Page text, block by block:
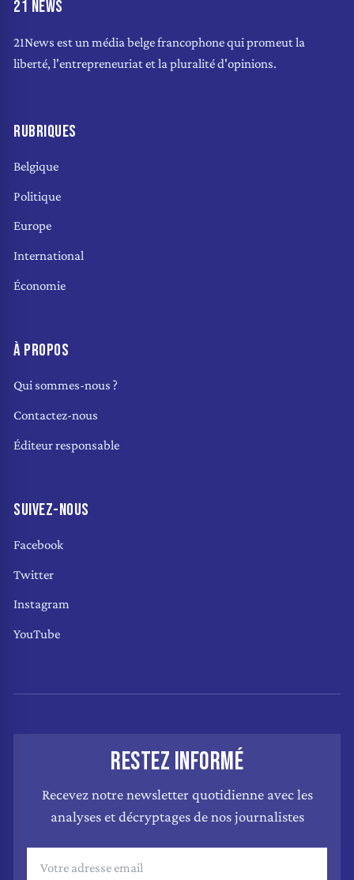
21 NEWS
21News est un média belge francophone qui promeut la
liberté, l'entrepreneuriat et la pluralité d'opinions.
RUBRIQUES
Belgique
Politique
Europe
International
Économie
À PROPOS
Qui sommes-nous ?
Contactez-nous
Éditeur responsable
SUIVEZ-NOUS
Facebook
Twitter
Instagram
YouTube
RESTEZ INFORMÉ
Recevez notre newsletter quotidienne avec les
analyses et décryptages de nos journalistes